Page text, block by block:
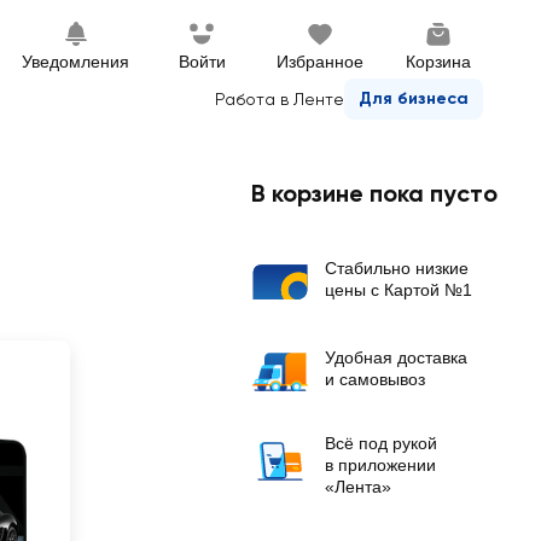
Уведомления Войти Избранное
Корзина
Работа в Ленте
Для бизнеса
В корзине пока пусто
Стабильно низкие
цены с Картой №1
Удобная доставка
и самовывоз
Всё под рукой
в приложении
«Лента»